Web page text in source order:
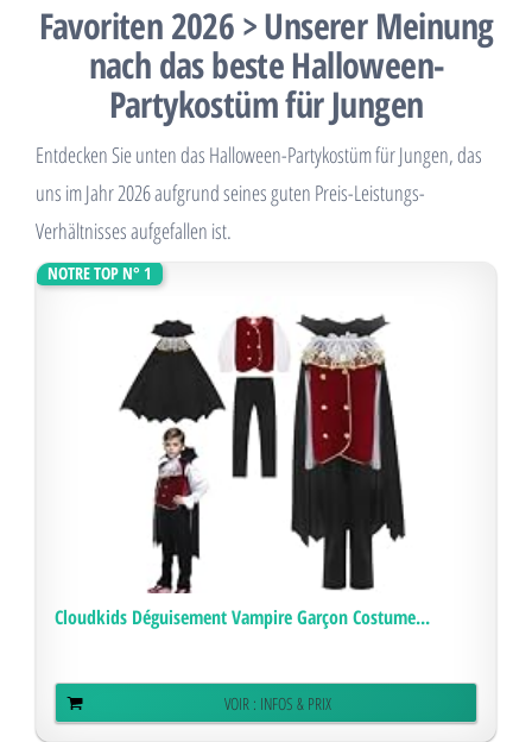
Favoriten 2026 > Unserer Meinung
nach das beste Halloween-
Partykostüm für Jungen
Entdecken Sie unten das Halloween-Partykostüm für Jungen, das
uns im Jahr 2026 aufgrund seines guten Preis-Leistungs-
Verhältnisses aufgefallen ist.
NOTRE TOP N° 1
Cloudkids Déguisement Vampire Garçon Costume...
VOIR : INFOS & PRIX